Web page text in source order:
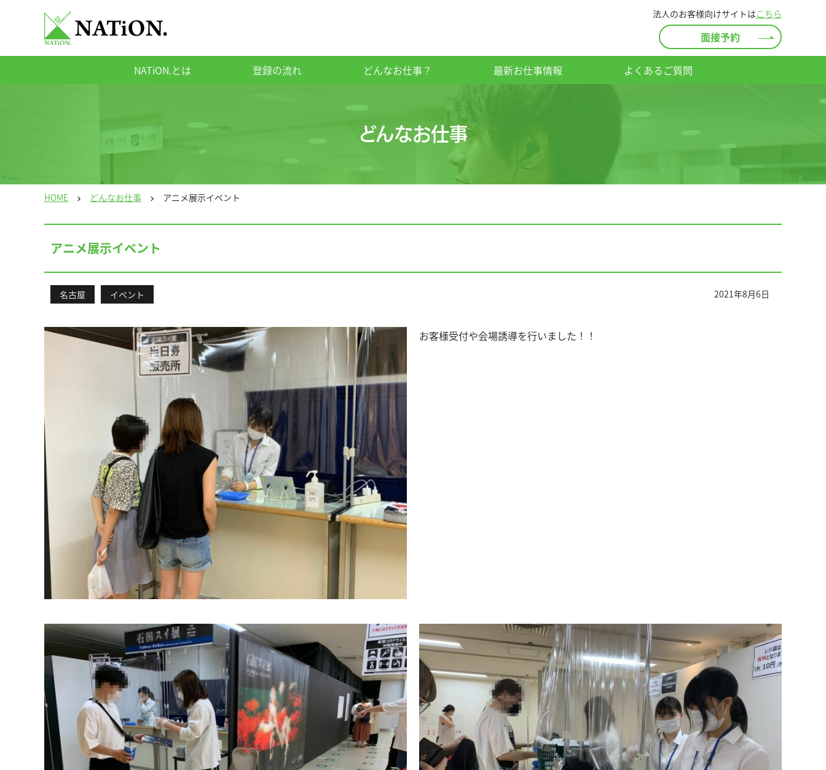
法人のお客様向けサイトはこちら
面接予約
NATiON.とは 登録の流れ どんなお仕事？ 最新お仕事情報 よくあるご質問
どんなお仕事
HOME chevron_right どんなお仕事 chevron_right アニメ展示イベント
アニメ展示イベント
2021年8月6日
名古屋 イベント
お客様受付や会場誘導を行いました！！